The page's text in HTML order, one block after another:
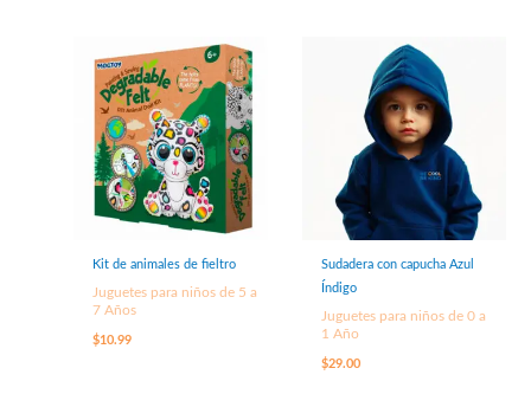
Kit de animales de fieltro
Juguetes para niños de 5 a
7 Años
$10.99
Sudadera con capucha Azul
Índigo
Juguetes para niños de 0 a
1 Año
$29.00